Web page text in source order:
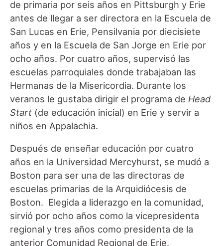
de primaria por seis años en Pittsburgh y Erie
antes de llegar a ser directora en la Escuela de
San Lucas en Erie, Pensilvania por diecisiete
años y en la Escuela de San Jorge en Erie por
ocho años. Por cuatro años, supervisó las
escuelas parroquiales donde trabajaban las
Hermanas de la Misericordia. Durante los
veranos le gustaba dirigir el programa de Head
Start (de educación inicial) en Erie y servir a
niños en Appalachia.
Después de enseñar educación por cuatro
años en la Universidad Mercyhurst, se mudó a
Boston para ser una de las directoras de
escuelas primarias de la Arquidiócesis de
Boston. Elegida a liderazgo en la comunidad,
sirvió por ocho años como la vicepresidenta
regional y tres años como presidenta de la
anterior Comunidad Regional de Erie.